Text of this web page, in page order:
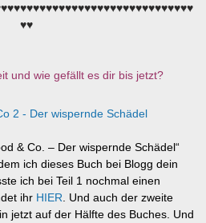
♥♥
und wie gefällt es dir bis jetzt?
& Co. – Der wispernde Schädel“
ich dieses Buch bei Blogg dein
ich bei Teil 1 nochmal einen
ihr HIER . Und auch der zweite
jetzt auf der Hälfte des Buches. Und